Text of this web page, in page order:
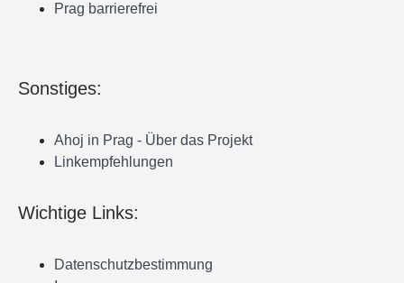
Prag barrierefrei
Sonstiges:
Ahoj in Prag - Über das Projekt
Linkempfehlungen
Wichtige Links:
Datenschutzbestimmung